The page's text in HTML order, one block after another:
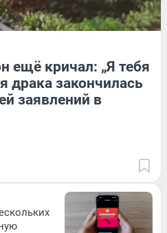
ещё кричал: „Я тебя
драка закончилась
заявлений в